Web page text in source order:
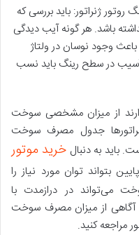
ژنراتور: باید بررسی که
باشد. هر گونه آیب دیدگی
وجود نوسان در ولتاژ
آسیب در سطح رینگ باید نسب
از میزان مشخصی سوخت
جدول مصرف سوخت
باید به دنبال خرید موتور
بتواند توان مورد نیاز را
می‌تواند در درازمدت با
آگاهی از میزان مصرف سوخت
مراجعه کنید.